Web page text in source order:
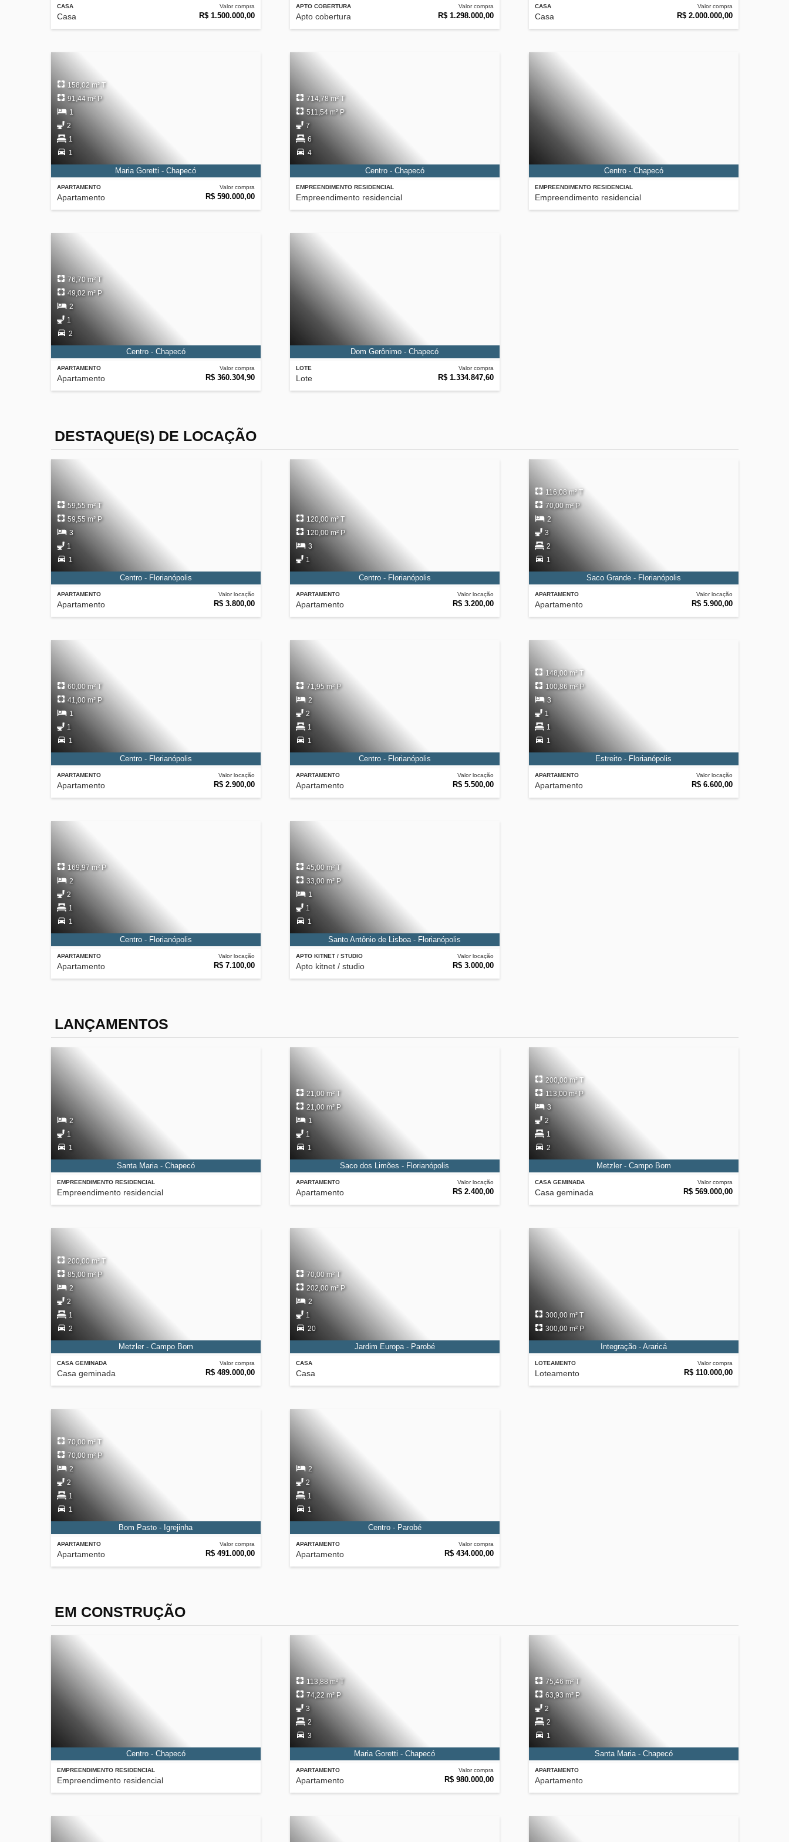
CASA
Casa
Valor compra
R$ 1.500.000,00
APTO COBERTURA
Apto cobertura
Valor compra
R$ 1.298.000,00
CASA
Casa
Valor compra
R$ 2.000.000,00
APARTAMENTO
Apartamento
Valor compra
R$ 590.000,00
158,02 m² T
91,44 m² P
1
2
1
1
Maria Goretti - Chapecó
EMPREENDIMENTO RESIDENCIAL
Empreendimento residencial
714,78 m² T
511,54 m² P
7
6
4
Centro - Chapecó
EMPREENDIMENTO RESIDENCIAL
Empreendimento residencial
Centro - Chapecó
APARTAMENTO
Apartamento
Valor compra
R$ 360.304,90
76,70 m² T
49,02 m² P
2
1
2
Centro - Chapecó
LOTE
Lote
Valor compra
R$ 1.334.847,60
Dom Gerônimo - Chapecó
DESTAQUE(S) DE LOCAÇÃO
APARTAMENTO
Apartamento
Valor locação
R$ 3.800,00
59,55 m² T
59,55 m² P
3
1
1
Centro - Florianópolis
APARTAMENTO
Apartamento
Valor locação
R$ 3.200,00
120,00 m² T
120,00 m² P
3
1
Centro - Florianópolis
APARTAMENTO
Apartamento
Valor locação
R$ 5.900,00
116,08 m² T
70,00 m² P
2
3
2
1
Saco Grande - Florianópolis
APARTAMENTO
Apartamento
Valor locação
R$ 2.900,00
60,00 m² T
41,00 m² P
1
1
1
Centro - Florianópolis
APARTAMENTO
Apartamento
Valor locação
R$ 5.500,00
71,95 m² P
2
2
1
1
Centro - Florianópolis
APARTAMENTO
Apartamento
Valor locação
R$ 6.600,00
148,00 m² T
100,86 m² P
3
1
1
1
Estreito - Florianópolis
APARTAMENTO
Apartamento
Valor locação
R$ 7.100,00
169,97 m² P
2
2
1
1
Centro - Florianópolis
APTO KITNET / STUDIO
Apto kitnet / studio
Valor locação
R$ 3.000,00
45,00 m² T
33,00 m² P
1
1
1
Santo Antônio de Lisboa - Florianópolis
LANÇAMENTOS
EMPREENDIMENTO RESIDENCIAL
Empreendimento residencial
2
1
1
Santa Maria - Chapecó
APARTAMENTO
Apartamento
Valor locação
R$ 2.400,00
21,00 m² T
21,00 m² P
1
1
1
Saco dos Limões - Florianópolis
CASA GEMINADA
Casa geminada
Valor compra
R$ 569.000,00
200,00 m² T
113,00 m² P
3
2
1
2
Metzler - Campo Bom
CASA GEMINADA
Casa geminada
Valor compra
R$ 489.000,00
200,00 m² T
85,00 m² P
2
2
1
2
Metzler - Campo Bom
CASA
Casa
70,00 m² T
202,00 m² P
2
1
20
Jardim Europa - Parobé
LOTEAMENTO
Loteamento
Valor compra
R$ 110.000,00
300,00 m² T
300,00 m² P
Integração - Araricá
APARTAMENTO
Apartamento
Valor compra
R$ 491.000,00
70,00 m² T
70,00 m² P
2
2
1
1
Bom Pasto - Igrejinha
APARTAMENTO
Apartamento
Valor compra
R$ 434.000,00
2
2
1
1
Centro - Parobé
EM CONSTRUÇÃO
EMPREENDIMENTO RESIDENCIAL
Empreendimento residencial
Centro - Chapecó
APARTAMENTO
Apartamento
Valor compra
R$ 980.000,00
113,88 m² T
74,22 m² P
3
2
3
Maria Goretti - Chapecó
APARTAMENTO
Apartamento
75,46 m² T
63,93 m² P
2
2
1
Santa Maria - Chapecó